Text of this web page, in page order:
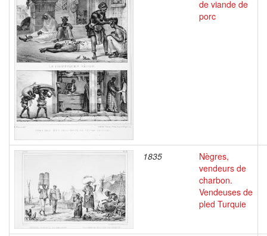
de viande de
porc
1835
Nègres,
vendeurs de
charbon.
Vendeuses de
pled Turquie